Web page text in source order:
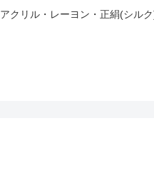
アクリル・レーヨン・正絹(シル